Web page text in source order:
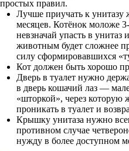
простых правил.
Лучше приучать к унитазу
месяцев. Котёнок моложе
невзначай упасть в унитаз
животным будет сложнее
силу сформировавшихся
Кот должен быть хорошо
Дверь в туалет нужно
в дверь кошачий лаз —
«шторкой», через которую
проникать в туалет и
Крышку унитаза нужно
противном случае
нужду в более доступном